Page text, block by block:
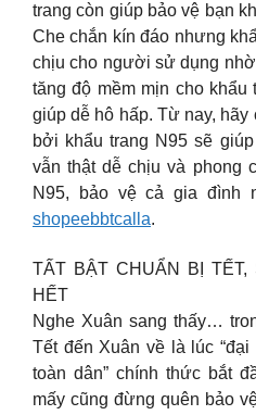
trang còn giúp bảo vệ bạn
Che chắn kín đáo nhưng
chịu cho người sử dụng
tăng độ mềm mịn cho khẩu
giúp dễ hô hấp. Từ nay,
bởi khẩu trang N95 sẽ
vẫn thật dễ chịu và phong
N95, bảo vệ cả gia đình
shopeebbtcalla.
TẤT BẬT CHUẨN BỊ
HẾT
Nghe Xuân sang thấy…
Tết đến Xuân về là lúc
toàn dân” chính thức bắt
mấy cũng đừng quên bảo